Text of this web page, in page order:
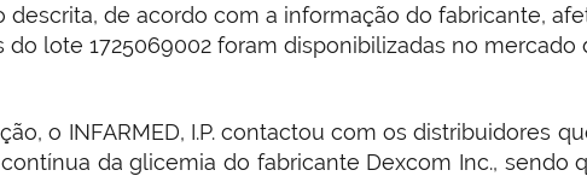
descrita, de acordo com a informação do fabricante,
lote 1725069002 foram disponibilizadas no mercado
o INFARMED, I.P. contactou com os distribuidores
da glicemia do fabricante Dexcom Inc.,